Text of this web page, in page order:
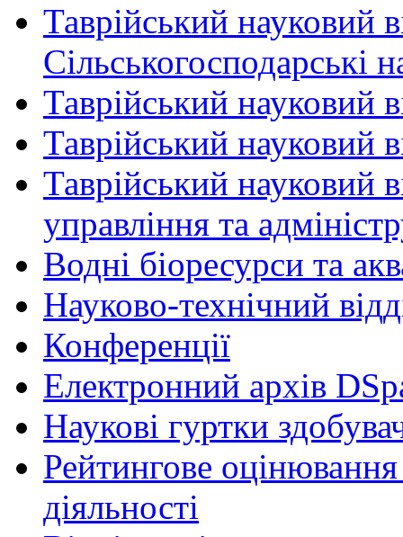
Таврійський науковий
Сільськогосподарські
Таврійський науковий
Таврійський науковий
Таврійський науковий
управління та
Водні біоресурси та
Науково-технічний
Конференції
Електронний архів
Наукові гуртки
Рейтингове оцінювання
діяльності